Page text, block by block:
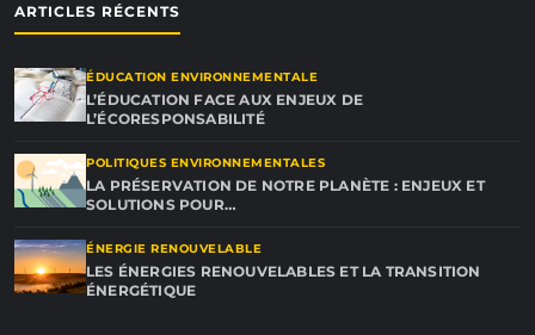
ARTICLES RÉCENTS
ÉDUCATION ENVIRONNEMENTALE
L’ÉDUCATION FACE AUX ENJEUX DE
L’ÉCORESPONSABILITÉ
POLITIQUES ENVIRONNEMENTALES
LA PRÉSERVATION DE NOTRE PLANÈTE : ENJEUX ET
SOLUTIONS POUR…
ÉNERGIE RENOUVELABLE
LES ÉNERGIES RENOUVELABLES ET LA TRANSITION
ÉNERGÉTIQUE